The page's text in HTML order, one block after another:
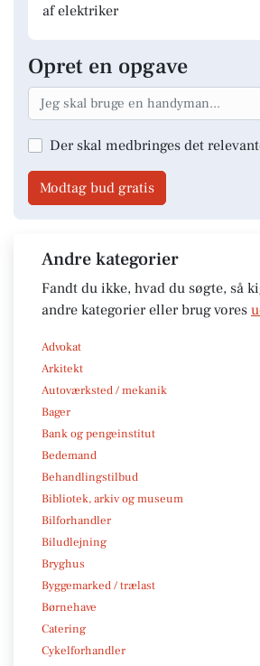
af elektriker
Opret en opgave
Der skal medbringes det
Modtag bud gratis
Andre kategorier
Fandt du ikke, hvad du søgte, så
andre kategorier eller brug vores
Advokat
Arkitekt
Autoværksted / mekanik
Bager
Bank og pengeinstitut
Bedemand
Behandlingstilbud
Bibliotek, arkiv og museum
Bilforhandler
Biludlejning
Bryghus
Byggemarked / trælast
Børnehave
Catering
Cykelforhandler